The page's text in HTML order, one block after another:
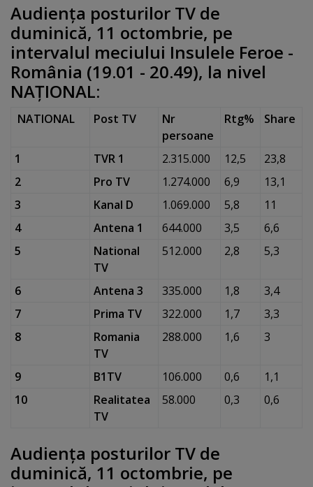
Audienţa posturilor TV de
duminică, 11 octombrie, pe
intervalul meciului Insulele Feroe -
România (19.01 - 20.49), la nivel
NAŢIONAL:
NATIONAL Post TV
Nr
persoane
Rtg% Share
1 TVR 1 2.315.000 12,5
23,8
2
Pro TV 1.274.000 6,9
13,1
3
Kanal D 1.069.000 5,8
11
4
Antena 1 644.000 3,5
6,6
5
National
TV
512.000 2,8 5,3
6 Antena 3 335.000 1,8
3,4
7
Prima TV 322.000 1,7
3,3
8
Romania
TV
288.000 1,6 3
9 B1TV 106.000 0,6
1,1
10
Realitatea
TV
58.000 0,3 0,6
Audienţa posturilor TV de
duminică, 11 octombrie, pe